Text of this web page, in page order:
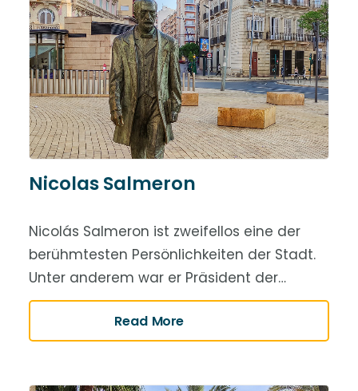
Nicolas Salmeron
Nicolás Salmeron ist zweifellos eine der
berühmtesten Persönlichkeiten der Stadt.
Unter anderem war er Präsident der…
Read More